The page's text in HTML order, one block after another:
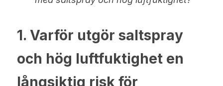
Русский
Slovensko
1. Varför utgör saltspray
och hög luftfuktighet en
långsiktig risk för